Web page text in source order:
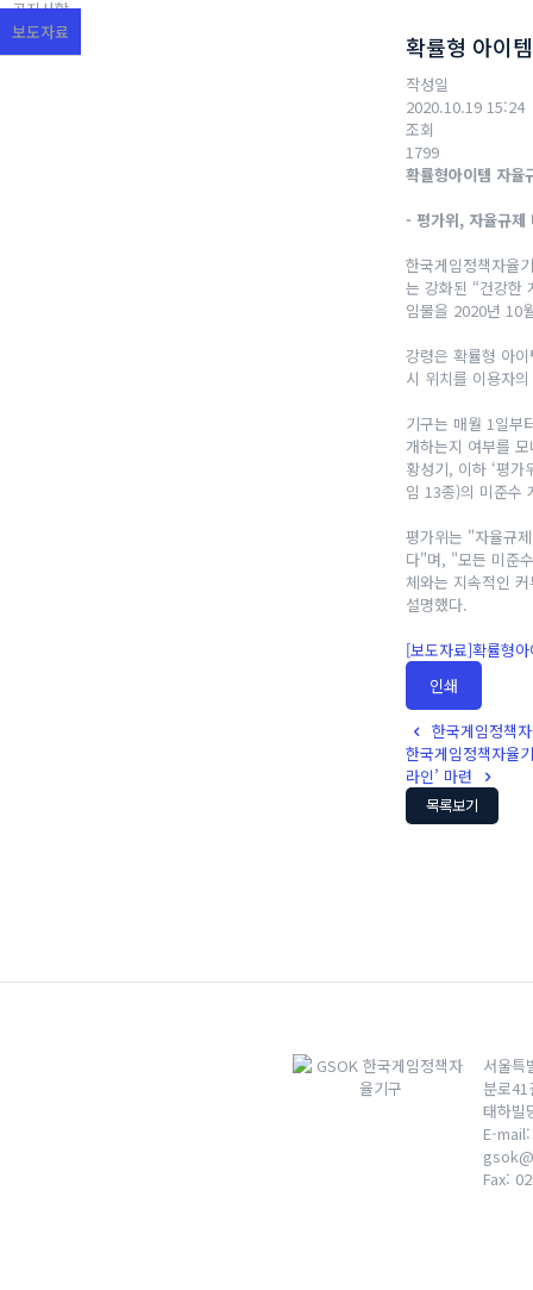
확률형 아이
작성일
2020.10.19 15:24
조회
1799
확률형아이템 자
- 평가위, 자율규
한국게임정책자율
는 강화된 “건강한
임물을 2020년 10
강령은 확률형 아
시 위치를 이용자
기구는 매월 1일부
개하는지 여부를
황성기, 이하 ‘평
임 13종)의 미준수
평가위는 "자율규
다"며, "모든 미준
체와는 지속적인
설명했다.
[보도자료]확률형
인쇄
한국게임정책
한국게임정책자율
라인’ 마련
목록보기
공지사항
보도자료
서울특
분로
태하빌
E-mail:
Fax: